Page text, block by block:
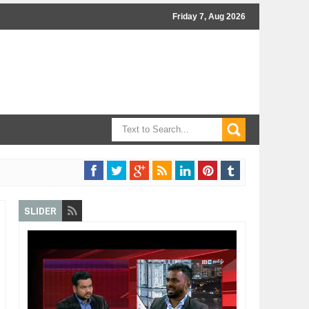
Friday 7, Aug 2026
SLIDER